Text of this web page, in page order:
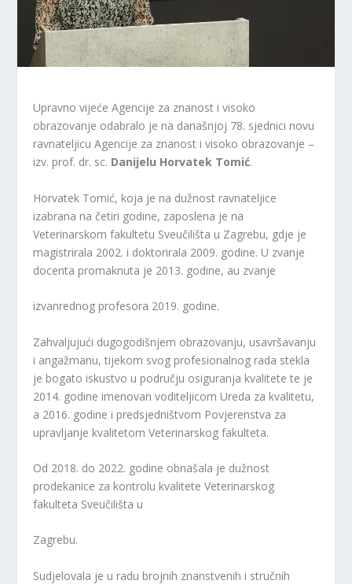
Upravno vijeće Agencije za znanost i visoko
obrazovanje odabralo je na današnjoj 78. sjednici novu
ravnateljicu Agencije za znanost i visoko obrazovanje –
izv. prof. dr. sc. Danijelu Horvatek Tomić.
Horvatek Tomić, koja je na dužnost ravnateljice
izabrana na četiri godine, zaposlena je na
Veterinarskom fakultetu Sveučilišta u Zagrebu, gdje je
magistrirala 2002. i doktorirala 2009. godine. U zvanje
docenta promaknuta je 2013. godine, au zvanje
izvanrednog profesora 2019. godine.
Zahvaljujući dugogodišnjem obrazovanju, usavršavanju
i angažmanu, tijekom svog profesionalnog rada stekla
je bogato iskustvo u području osiguranja kvalitete te je
2014. godine imenovan voditeljicom Ureda za kvalitetu,
a 2016. godine i predsjedništvom Povjerenstva za
upravljanje kvalitetom Veterinarskog fakulteta.
Od 2018. do 2022. godine obnašala je dužnost
prodekanice za kontrolu kvalitete Veterinarskog
fakulteta Sveučilišta u
Zagrebu.
Sudjelovala je u radu brojnih znanstvenih i stručnih